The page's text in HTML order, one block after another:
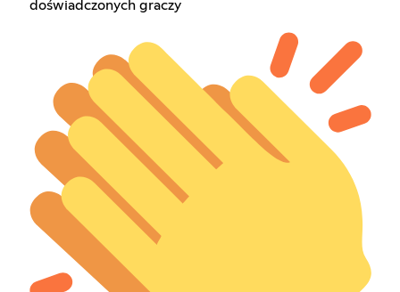
doświadczonych graczy